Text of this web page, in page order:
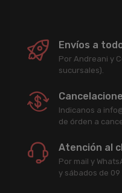
Envíos a
Por Andreani y
sucursales).
Indicanos a
de órden a
Atención al
Por mail y
y sábados de 09